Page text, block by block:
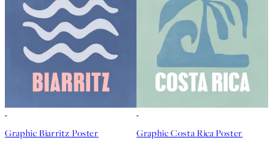
Graphic Biarritz Poster Graphic Costa Rica Poster